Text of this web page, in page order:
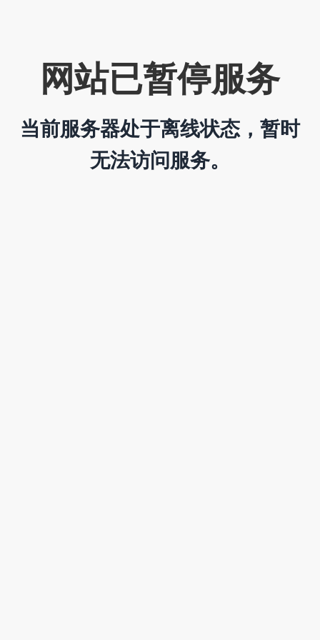
网站已暂停服务
当前服务器处于离线状态，暂时
无法访问服务。